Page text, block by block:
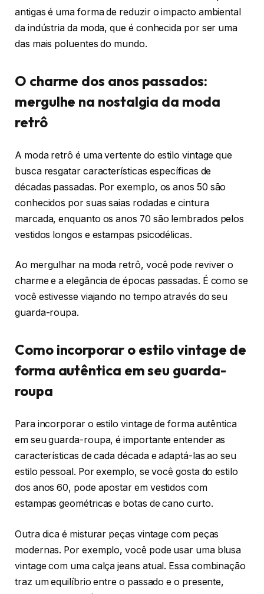
antigas é uma forma de reduzir o impacto ambiental
da indústria da moda, que é conhecida por ser uma
das mais poluentes do mundo.
O charme dos anos passados:
mergulhe na nostalgia da moda
retrô
A moda retrô é uma vertente do estilo vintage que
busca resgatar características específicas de
décadas passadas. Por exemplo, os anos 50 são
conhecidos por suas saias rodadas e cintura
marcada, enquanto os anos 70 são lembrados pelos
vestidos longos e estampas psicodélicas.
Ao mergulhar na moda retrô, você pode reviver o
charme e a elegância de épocas passadas. É como se
você estivesse viajando no tempo através do seu
guarda-roupa.
Como incorporar o estilo vintage de
forma autêntica em seu guarda-
roupa
Para incorporar o estilo vintage de forma autêntica
em seu guarda-roupa, é importante entender as
características de cada década e adaptá-las ao seu
estilo pessoal. Por exemplo, se você gosta do estilo
dos anos 60, pode apostar em vestidos com
estampas geométricas e botas de cano curto.
Outra dica é misturar peças vintage com peças
modernas. Por exemplo, você pode usar uma blusa
vintage com uma calça jeans atual. Essa combinação
traz um equilíbrio entre o passado e o presente,